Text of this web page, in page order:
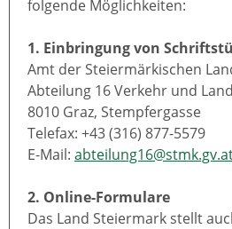
folgende Möglichkeiten:
1. Einbringung von
Amt der Steiermärkischen
Abteilung 16 Verkehr und
8010 Graz, Stempfergasse
Telefax: +43 (316) 877-5579
E-Mail:
2. Online-Formulare
Das Land Steiermark stellt